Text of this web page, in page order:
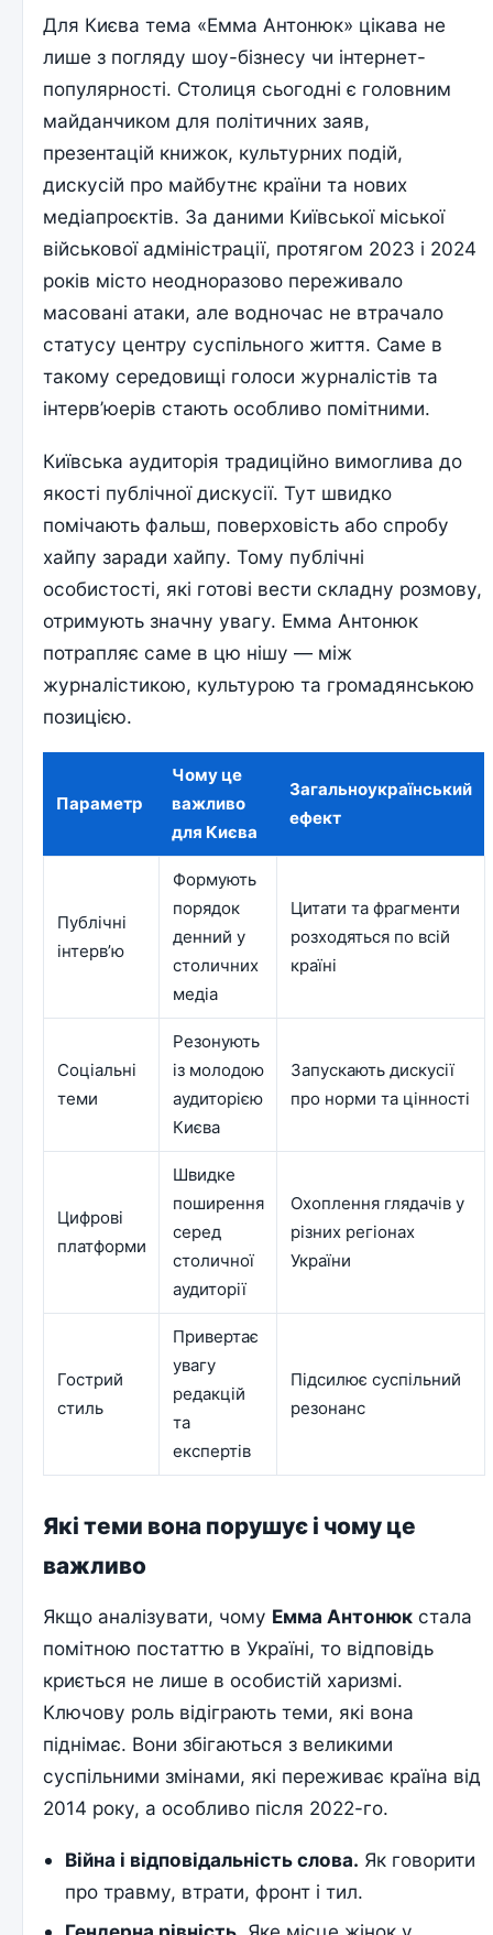
Для Києва тема «Емма Антонюк» цікава не
лише з погляду шоу-бізнесу чи інтернет-
популярності. Столиця сьогодні є головним
майданчиком для політичних заяв,
презентацій книжок, культурних подій,
дискусій про майбутнє країни та нових
медіапроєктів. За даними Київської міської
військової адміністрації, протягом 2023 і 2024
років місто неодноразово переживало
масовані атаки, але водночас не втрачало
статусу центру суспільного життя. Саме в
такому середовищі голоси журналістів та
інтерв’юерів стають особливо помітними.
Київська аудиторія традиційно вимоглива до
якості публічної дискусії. Тут швидко
помічають фальш, поверховість або спробу
хайпу заради хайпу. Тому публічні
особистості, які готові вести складну розмову,
отримують значну увагу. Емма Антонюк
потрапляє саме в цю нішу — між
журналістикою, культурою та громадянською
позицією.
Параметр
Чому це
важливо
для Києва
Загальноукраїнський
ефект
Публічні
інтерв’ю
Формують
порядок
денний у
столичних
медіа
Цитати та фрагменти
розходяться по всій
країні
Соціальні
теми
Резонують
із молодою
аудиторією
Києва
Запускають дискусії
про норми та цінності
Цифрові
платформи
Швидке
поширення
серед
столичної
аудиторії
Охоплення глядачів у
різних регіонах
України
Гострий
стиль
Привертає
увагу
редакцій
та
експертів
Підсилює суспільний
резонанс
Які теми вона порушує і чому це
важливо
Якщо аналізувати, чому Емма Антонюк стала
помітною постаттю в Україні, то відповідь
криється не лише в особистій харизмі.
Ключову роль відіграють теми, які вона
піднімає. Вони збігаються з великими
суспільними змінами, які переживає країна від
2014 року, а особливо після 2022-го.
Війна і відповідальність слова. Як говорити
про травму, втрати, фронт і тил.